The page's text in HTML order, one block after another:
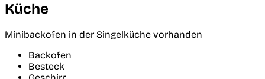
Küche
Minibackofen in der Singelküche vorhanden
Backofen
Besteck